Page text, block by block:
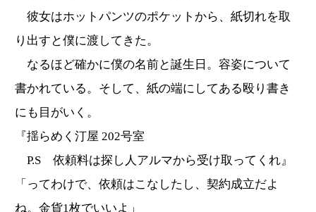
彼女はホットパンツのポケットから、紙切れを取
り出すと僕に渡してきた。
なるほど確かに僕の名前と誕生日。容姿について
書かれている。そして、紙の端にしてある殴り書き
にも目がいく。
『揺らめく汀屋 202号室
P.S 依頼料は探し人アルマから受け取ってくれ』
「ってわけで、依頼はこなしたし、契約成立だよ
ね。金貨1枚でいいよ」